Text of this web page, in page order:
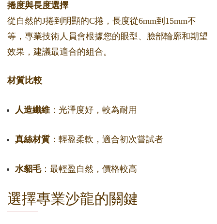
捲度與長度選擇
從自然的J捲到明顯的C捲，長度從6mm到15mm不
等，專業技術人員會根據您的眼型、臉部輪廓和期望
效果，建議最適合的組合。
材質比較
人造纖維 ：光澤度好，較為耐用
真絲材質 ：輕盈柔軟，適合初次嘗試者
水貂毛：最輕盈自然，價格較高
選擇專業沙龍的關鍵